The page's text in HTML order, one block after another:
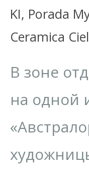
KI, Porada
Ceramica
В зоне
на одной